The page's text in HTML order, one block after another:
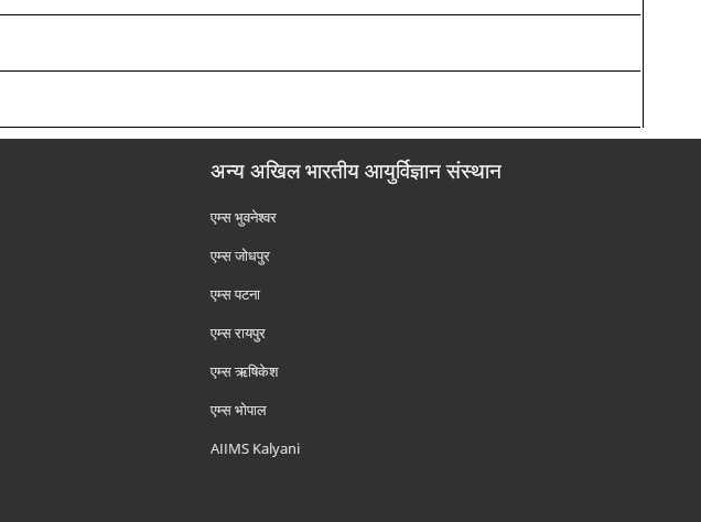
अन्य अखिल भारतीय आयुर्विज्ञान संस्थान
एम्‍स भुवनेश्वर
एम्‍स जोधपुर
एम्‍स पटना
एम्‍स रायपुर
एम्‍स ऋषिकेश
एम्‍स भोपाल
AIIMS Kalyani